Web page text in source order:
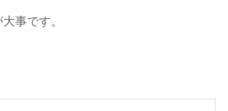
事です。